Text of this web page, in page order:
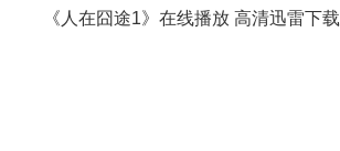
《人在囧途1》在线播放 高清迅雷下载